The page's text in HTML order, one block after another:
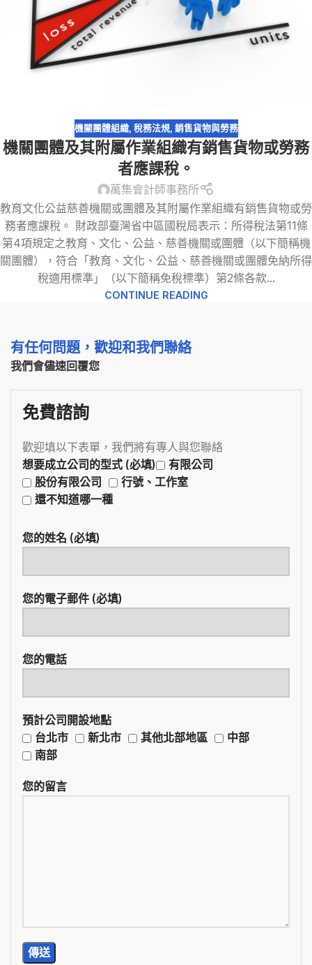
機關團體組織, 稅務法規, 銷售貨物與勞務
機關團體及其附屬作業組織有銷售貨物或勞務
者應課稅。
萬集會計師事務所
教育文化公益慈善機關或團體及其附屬作業組織有銷售貨物或勞
務者應課稅。 財政部臺灣省中區國稅局表示：所得稅法第11條
第4項規定之教育、文化、公益、慈善機關或團體（以下簡稱機
關團體），符合「教育、文化、公益、慈善機關或團體免納所得
稅適用標準」（以下簡稱免稅標準）第2條各款...
CONTINUE READING
有任何問題，歡迎和我們聯絡
我們會儘速回覆您
免費諮詢
歡迎填以下表單，我們將有專人與您聯絡
想要成立公司的型式 (必填)
有限公司
股份有限公司
行號、工作室
還不知道哪一種
您的姓名 (必填)
您的電子郵件 (必填)
您的電話
預計公司開設地點
台北市
新北市 其他北部地區
中部
南部
您的留言